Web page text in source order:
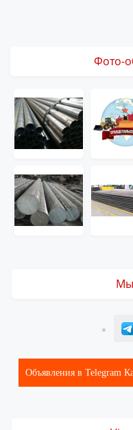
Фото-
Мы
T
Объявления в Telegram